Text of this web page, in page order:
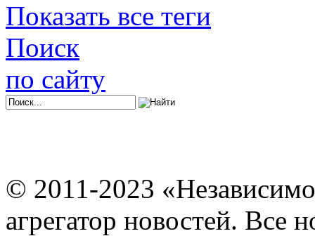
Показать все теги
Поиск
по сайту
© 2011-2023
агрегатор новостей. Все